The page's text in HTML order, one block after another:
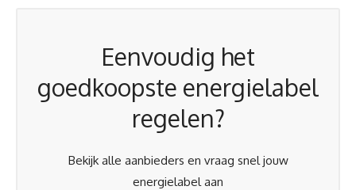
Eenvoudig het
goedkoopste energielabel
regelen?
Bekijk alle aanbieders en vraag snel jouw
energielabel aan